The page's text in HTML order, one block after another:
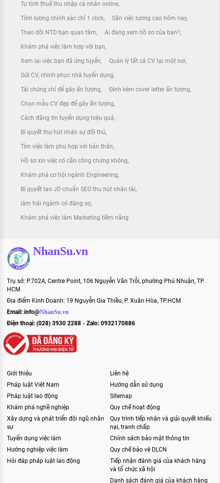
Tự tính thuế thu nhập cá nhân online
Tính lương chính xác chỉ 1 click Săn việc lương cao hôm nay
Theo dõi NTD bạn quan tâm Ai đang xem hồ sơ của bạn?
Khám phá việc làm hợp với bạn
Xem lại việc bạn đã ứng tuyển Quản lý tất cả CV tại một nơi
Gửi CV, chinh phục nhà tuyển dụng
Tải chứng chỉ để gây ấn tượng Đính kèm cover letter ấn tượng
Chọn mẫu CV đẹp để gây ấn tượng
Cách đăng tin tuyển dụng hiệu quả
Bí quyết thu hút nhân sự đối thủ
Tìm việc làm phù hợp với bản thân
Hồ sơ xin việc có cần công chứng không
Khám phá cơ hội ngành Engineering
Bí quyết tạo JD chuẩn SEO thu hút nhân tài
làm trái ngành có đáng sợ
Khám phá việc làm Marketing tiềm năng
NhanSu.vn
Trụ sở: P.702A, Centre Point, 106 Nguyễn Văn Trỗi, phường Phú Nhuận, TP.
HCM
Địa điểm Kinh Doanh: 19 Nguyễn Gia Thiều, P. Xuân Hòa, TP.HCM
Email: info@NhanSu.vn
Điện thoại: (028) 3930 2288 - Zalo: 0932170886
Giới thiệu
Pháp luật Việt Nam
Pháp luật lao động
Khám phá nghề nghiệp
Xây dựng và phát triển đội ngũ nhân
sự
Tuyển dụng việc làm
Hướng nghiệp việc làm
Hỏi đáp pháp luật lao động
Liên hệ
Hướng dẫn sử dụng
Sitemap
Quy chế hoạt động
Quy trình tiếp nhận và giải quyết khiếu
nại, tranh chấp
Chính sách bảo mật thông tin
Quy chế bảo vệ DLCN
Tiếp nhận đánh giá của khách hàng
và tổ chức xã hội
Danh sách đánh giá của khách hàng